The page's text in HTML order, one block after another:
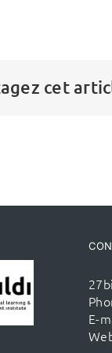
cet
E-